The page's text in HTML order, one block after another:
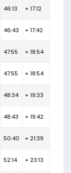
46:13 + 17:12
46:43 + 17:42
47:55 + 18:54
47:55 + 18:54
48:34 + 19:33
48:43 + 19:42
50:40 + 21:39
52:14 + 23:13